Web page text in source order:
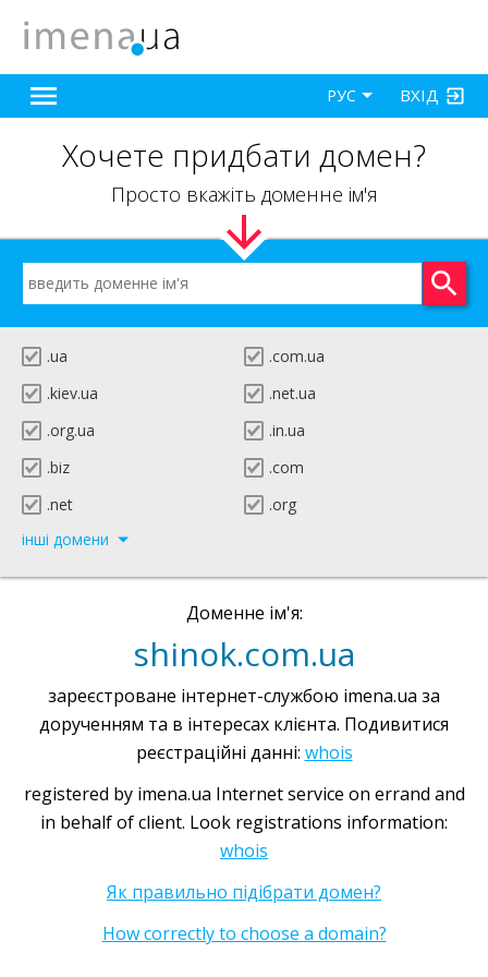
ВХІД
РУС
Хочете придбати домен?
Просто вкажіть доменне ім'я
.ua
.com.ua
.kiev.ua
.net.ua
.org.ua
.in.ua
.biz
.com
.net
.org
інші домени
Доменне ім'я:
shinok.com.ua
зареєстроване інтернет-службою imena.ua за
дорученням та в інтересах клієнта. Подивитися
реєстраційні данні: whois
registered by imena.ua Internet service on errand and
in behalf of client. Look registrations information:
whois
Як правильно підібрати домен?
How correctly to choose a domain?